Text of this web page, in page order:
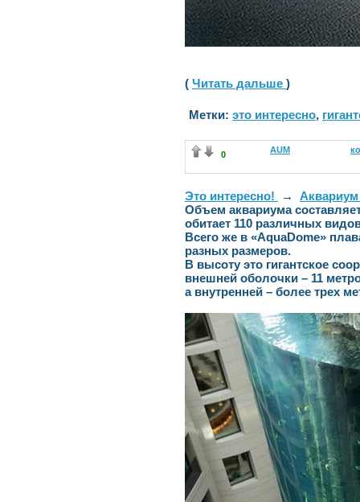
( Читать дальше )
Метки: это интересно,
0 AUM
Это интересно! → Аквариум
Объем аквариума
обитает 110 различных
Всего же в «AquaDomе»
разных размеров.
В высоту это гигантское
внешней оболочки – 11
а внутренней – более трех